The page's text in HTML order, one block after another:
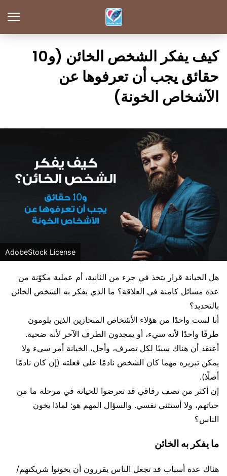
كيف يفكر الشخص الخائن (و10
حقائق يجب أن تعرفوها عن
الآشخاص الخونة)
AdobeStock License
هل الخيانة قرار يتخذ في جزء من الثانية، أم عملية مكوّنة من
عدة مسائل كامنة في العلاقة؟ ما الذي يفكر به الشخص الخائن
بالتحديد؟
أنا لست واحدًا من هؤلاء الأشخاص المنحازين الذين يلومون
طرفًا واحدًا لأنه سيء، أو يمجدون الطرف الآخر لأنه ضحية.
أعتقد أن هناك سببًا لكل تصرف، وأجل، الخيانة أمر سيء ولا
يمكن تبريره مهما كان الشخص نادمًا على فعلته (إن كان نادمًا
أصلًا).
إن أكثر من نصف رفاقي قد تعرضوا للخيانة في مرحلة ما من
حياتهم، ولا أستثني نفسي. والسؤال المهم هو: لماذا يخون
الناس؟
ما يفكر به الخائن
هناك عدة أسباب قد تجعل الناس يقررون أن يخونوا شريكتهم/